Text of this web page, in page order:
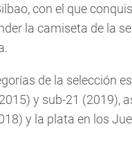
con el que
la camiseta de la
de la selección
y sub-21 (2019),
y la plata en los